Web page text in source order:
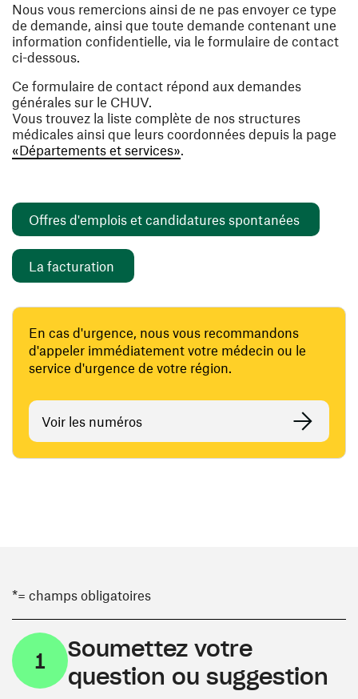
Nous vous remercions ainsi de ne pas envoyer ce type
de demande, ainsi que toute demande contenant une
information confidentielle, via le formulaire de contact
ci-dessous.
Ce formulaire de contact répond aux demandes
générales sur le CHUV.
Vous trouvez la liste complète de nos structures
médicales ainsi que leurs coordonnées depuis la page
«Départements et services».
Offres d'emplois et candidatures spontanées
La facturation
En cas d'urgence, nous vous recommandons
d'appeler immédiatement votre médecin ou le
service d'urgence de votre région.
Voir les numéros
*= champs obligatoires
1
Soumettez votre
question ou suggestion